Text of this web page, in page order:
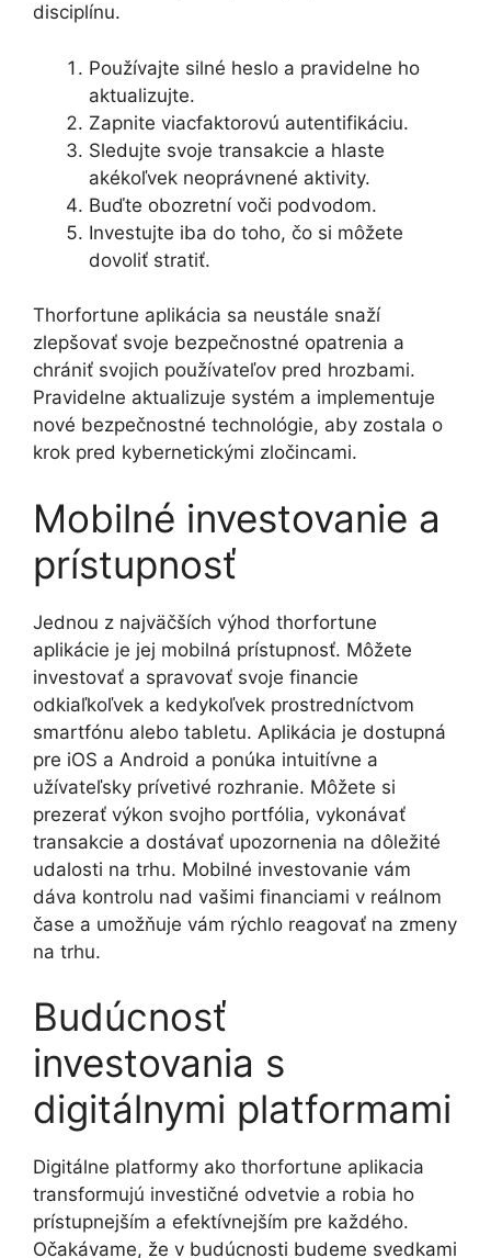
disciplínu.
Používajte silné heslo a pravidelne ho
aktualizujte.
Zapnite viacfaktorovú autentifikáciu.
Sledujte svoje transakcie a hlaste
akékoľvek neoprávnené aktivity.
Buďte obozretní voči podvodom.
Investujte iba do toho, čo si môžete
dovoliť stratiť.
Thorfortune aplikácia sa neustále snaží
zlepšovať svoje bezpečnostné opatrenia a
chrániť svojich používateľov pred hrozbami.
Pravidelne aktualizuje systém a implementuje
nové bezpečnostné technológie, aby zostala o
krok pred kybernetickými zločincami.
Mobilné investovanie a
prístupnosť
Jednou z najväčších výhod thorfortune
aplikácie je jej mobilná prístupnosť. Môžete
investovať a spravovať svoje financie
odkiaľkoľvek a kedykoľvek prostredníctvom
smartfónu alebo tabletu. Aplikácia je dostupná
pre iOS a Android a ponúka intuitívne a
užívateľsky prívetivé rozhranie. Môžete si
prezerať výkon svojho portfólia, vykonávať
transakcie a dostávať upozornenia na dôležité
udalosti na trhu. Mobilné investovanie vám
dáva kontrolu nad vašimi financiami v reálnom
čase a umožňuje vám rýchlo reagovať na zmeny
na trhu.
Budúcnosť
investovania s
digitálnymi platformami
Digitálne platformy ako thorfortune aplikacia
transformujú investičné odvetvie a robia ho
prístupnejším a efektívnejším pre každého.
Očakávame, že v budúcnosti budeme svedkami